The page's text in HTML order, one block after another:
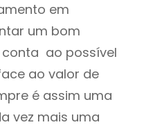
em
um bom
ao possível
ao valor de
é assim uma
vez mais uma